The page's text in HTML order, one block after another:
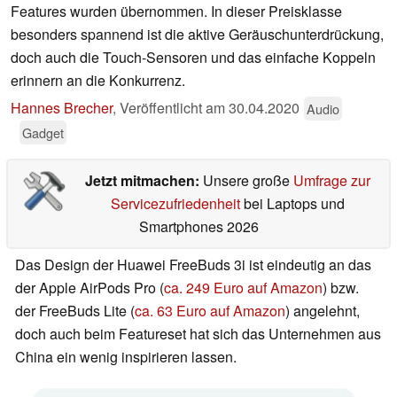
Features wurden übernommen. In dieser Preisklasse
besonders spannend ist die aktive Geräuschunterdrückung,
doch auch die Touch-Sensoren und das einfache Koppeln
erinnern an die Konkurrenz.
Hannes Brecher, Veröffentlicht am30.04.2020 Audio
Gadget
Jetzt mitmachen: Unsere große Umfrage zur
Servicezufriedenheitbei Laptops und
Smartphones 2026
Das Design der Huawei FreeBuds 3i ist eindeutig an das
der Apple AirPods Pro (ca. 249 Euro auf Amazon) bzw.
der FreeBuds Lite (ca. 63 Euro auf Amazon) angelehnt,
doch auch beim Featureset hat sich das Unternehmen aus
China ein wenig inspirieren lassen.